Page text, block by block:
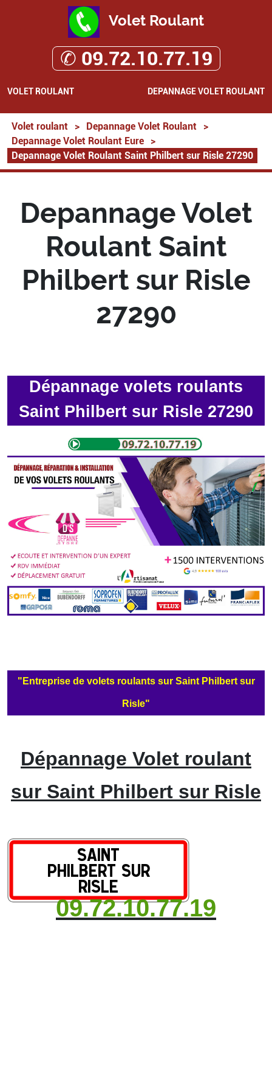
Volet Roulant
✆ 09.72.10.77.19
VOLET ROULANT DEPANNAGE VOLET ROULANT
Volet roulant > Depannage Volet Roulant
>
Depannage Volet Roulant Eure
>
Depannage Volet Roulant Saint Philbert sur Risle 27290
Depannage Volet
Roulant Saint
Philbert sur Risle
27290
Dépannage volets roulants
Saint Philbert sur Risle 27290
"Entreprise de volets roulants sur Saint Philbert sur
Risle"
Dépannage Volet roulant
sur Saint Philbert sur Risle
09.72.10.77.19